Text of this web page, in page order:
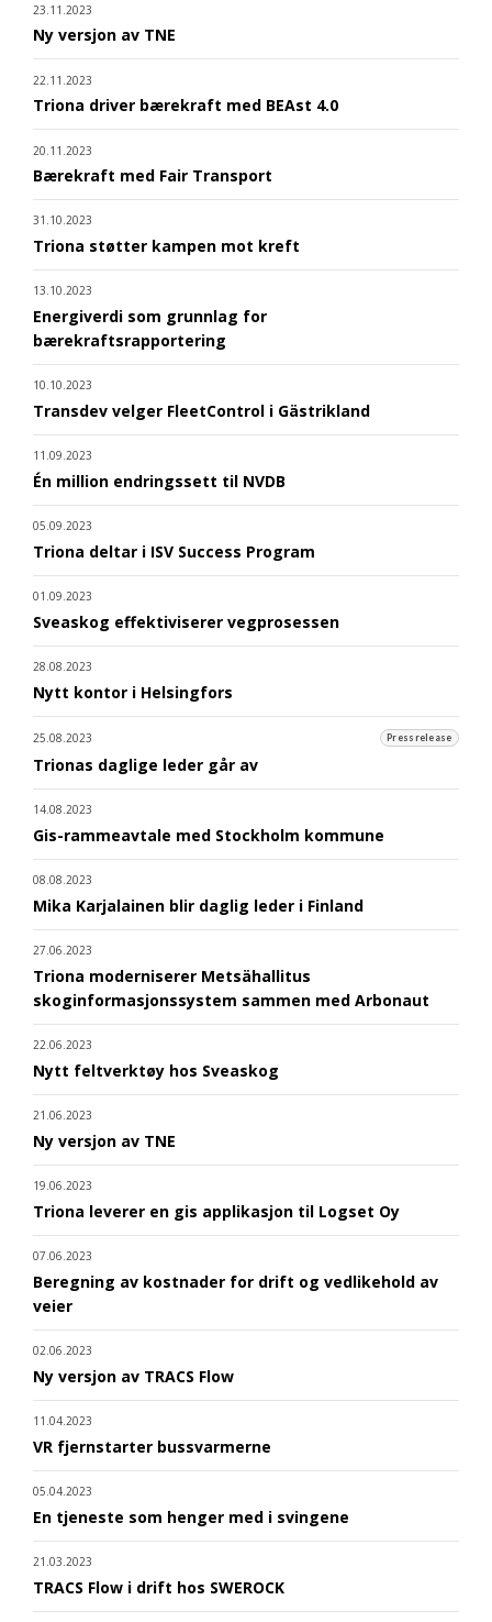
23.11.2023
Ny versjon av TNE
22.11.2023
Triona driver bærekraft med BEAst 4.0
20.11.2023
Bærekraft med Fair Transport
31.10.2023
Triona støtter kampen mot kreft
13.10.2023
Energiverdi som grunnlag for
bærekraftsrapportering
10.10.2023
Transdev velger FleetControl i Gästrikland
11.09.2023
Én million endringssett til NVDB
05.09.2023
Triona deltar i ISV Success Program
01.09.2023
Sveaskog effektiviserer vegprosessen
28.08.2023
Nytt kontor i Helsingfors
25.08.2023 Pressrelease
Trionas daglige leder går av
14.08.2023
Gis-rammeavtale med Stockholm kommune
08.08.2023
Mika Karjalainen blir daglig leder i Finland
27.06.2023
Triona moderniserer Metsähallitus
skoginformasjonssystem sammen med Arbonaut
22.06.2023
Nytt feltverktøy hos Sveaskog
21.06.2023
Ny versjon av TNE
19.06.2023
Triona leverer en gis applikasjon til Logset Oy
07.06.2023
Beregning av kostnader for drift og vedlikehold av
veier
02.06.2023
Ny versjon av TRACS Flow
11.04.2023
VR fjernstarter bussvarmerne
05.04.2023
En tjeneste som henger med i svingene
21.03.2023
TRACS Flow i drift hos SWEROCK